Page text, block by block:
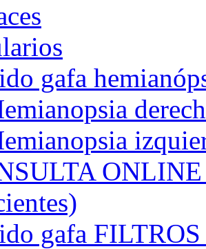
gafa
gafa